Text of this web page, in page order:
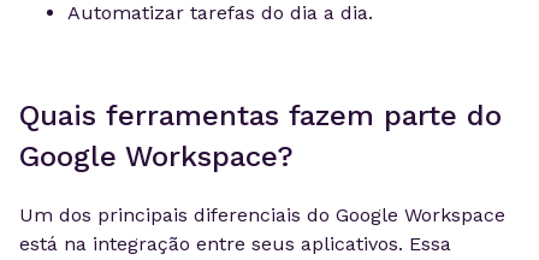
Automatizar tarefas do dia a dia.
Quais ferramentas fazem parte do
Google Workspace?
Um dos principais diferenciais do Google Workspace
está na integração entre seus aplicativos. Essa